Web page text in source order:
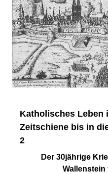
Katholisches Leben
Zeitschiene bis in
2
Der 30jährige
Wallenstein